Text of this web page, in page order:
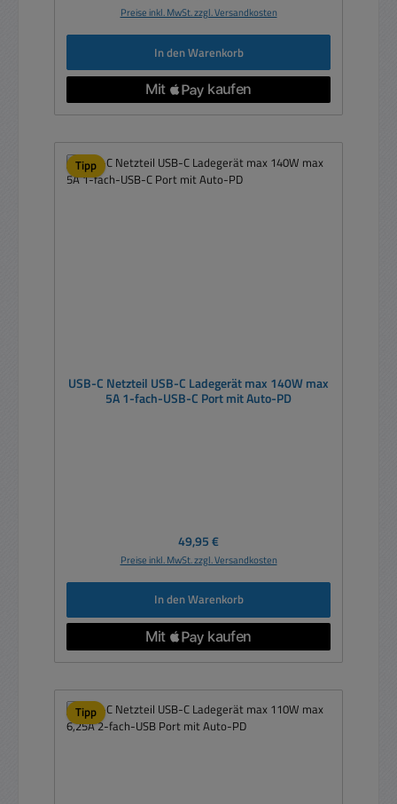
Preise inkl. MwSt. zzgl. Versandkosten
In den Warenkorb
Tipp
USB-C Netzteil USB-C Ladegerät max 140W max
5A 1-fach-USB-C Port mit Auto-PD
Regulärer Preis:
49,95 €
Preise inkl. MwSt. zzgl. Versandkosten
In den Warenkorb
Tipp